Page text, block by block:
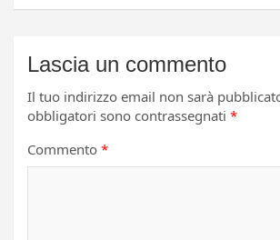
Lascia un commento
Il tuo indirizzo email non sarà
obbligatori sono contrassegnati *
Commento *